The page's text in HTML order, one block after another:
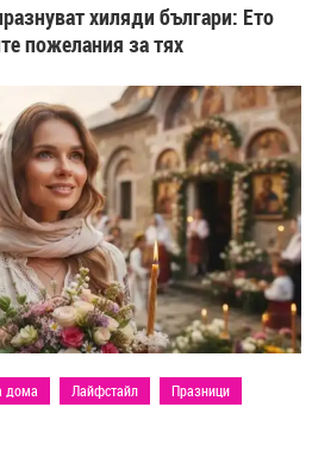
хиляди българи: Ето
пожелания за тях
дома Лайфстайл Празници